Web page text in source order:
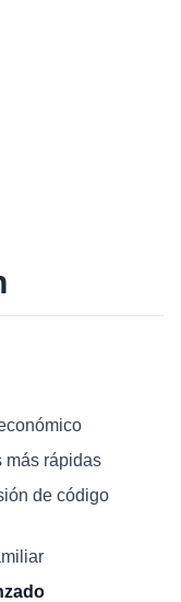
más rápidas
de código